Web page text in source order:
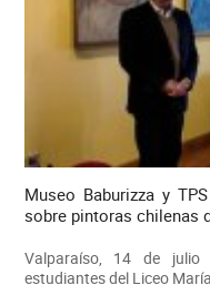
Museo Baburizza y
sobre pintoras chilenas
Valparaíso, 14 de
estudiantes del Liceo